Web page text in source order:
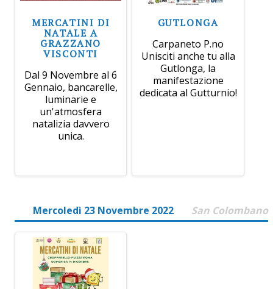
MERCATINI DI
NATALE A
GRAZZANO
VISCONTI
Dal 9 Novembre al 6
Gennaio, bancarelle,
luminarie e
un'atmosfera
natalizia davvero
unica.
GUTLONGA
Carpaneto P.no
Unisciti anche tu alla
Gutlonga, la
manifestazione
dedicata al Gutturnio!
Mercoledì 23 Novembre 2022 San Colombano